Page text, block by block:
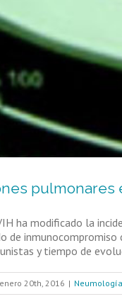
pulmonares
ha modificado la
de
y tiempo de
enero 20th, 2016 | Neumología